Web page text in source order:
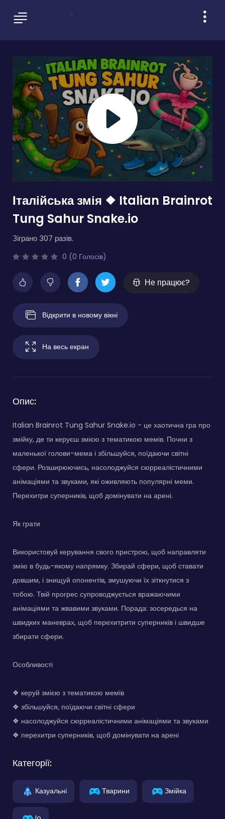
Італійська змія ❖ Italian Brainrot
Tung Sahur Snake.io
Зіграно 307 разів.
0 (0 Голосів)
Не працює?
Відкрити в новому вікні
На весь екран
Опис:
Italian Brainrot Tung Sahur Snake.io - це хаотична гра про
змійку, де ти керуєш змією з тематикою мемів. Почни з
маленької голови-мема і збільшуйся, поїдаючи світні
сфери. Розширюючись, насолоджуйся сюрреалістичними
анімаціями та звуками, які оживляють популярні меми.
Перехитри суперників, щоб домінувати на арені.
Як грати
Використовуй керування свого пристрою, щоб направляти
змію в будь-якому напрямку. Збирай сфери, щоб ставати
довшим, і знищуй опонентів, змушуючи їх зіткнутися з
тобою. Твій прогрес супроводжується вражаючими
анімаціями та жвавими звуками. Порада: зосередься на
швидких маневрах, щоб перехитрити суперників і швидше
збирати сфери.
Особливості
❖ керуй змією з тематикою мемів
❖ збільшуйся, поїдаючи світні сфери
❖ насолоджуйся сюрреалістичними анімаціями та звуками
❖ перехитри суперників, щоб домінувати на арені
Категорії:
Казуальні Тварини Змійка